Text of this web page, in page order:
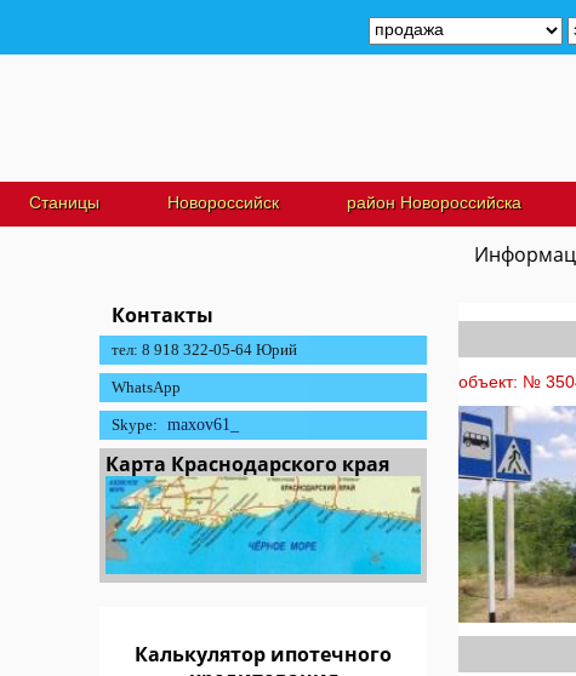
объект: №
Контакты
тел: 8 918 322-05-64 Юрий
WhatsApp
Skype: maxov61_
Карта Краснодарского края
Калькулятор ипотечного
Станицы Новороссийск район Новороссийска